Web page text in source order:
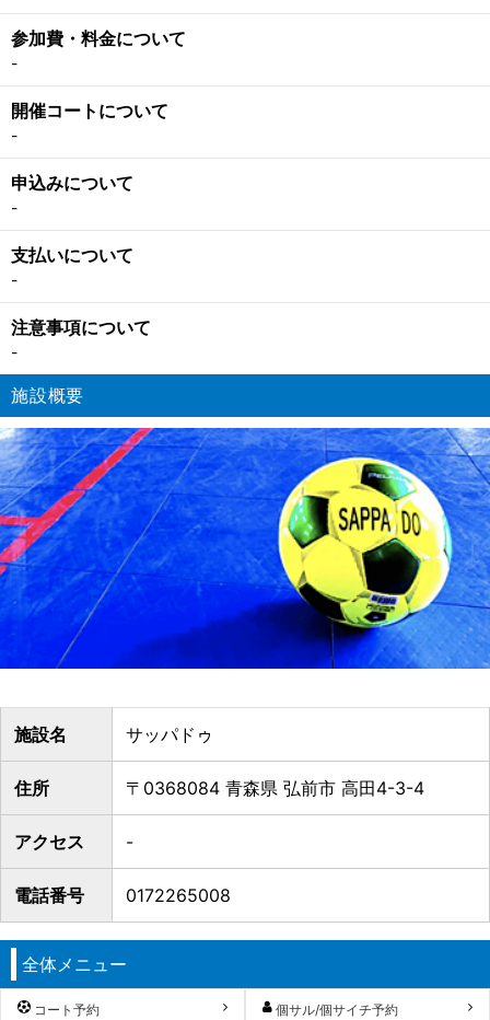
参加費・料金について
-
開催コートについて
-
申込みについて
-
支払いについて
-
注意事項について
-
施設概要
施設名 サッパドゥ
住所 〒0368084 青森県 弘前市 高田4-3-4
アクセス -
電話番号 0172265008
全体メニュー
コート予約 個サル/個サイチ予約